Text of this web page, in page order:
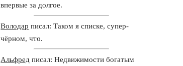
впервые за долгое.
Володар писал: Таком я списке, супер-
чёрном, что.
Альфред писал: Недвижимости богатым